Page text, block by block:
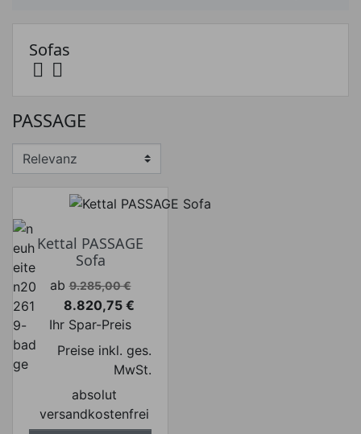
Sofas
 
PASSAGE
Kettal PASSAGE
Sofa
Verkaufspreis
ab 9.285,00 €
Preis
8.820,75 €
Ihr Spar-Preis
Preise inkl. ges.
MwSt.
absolut
versandkostenfrei